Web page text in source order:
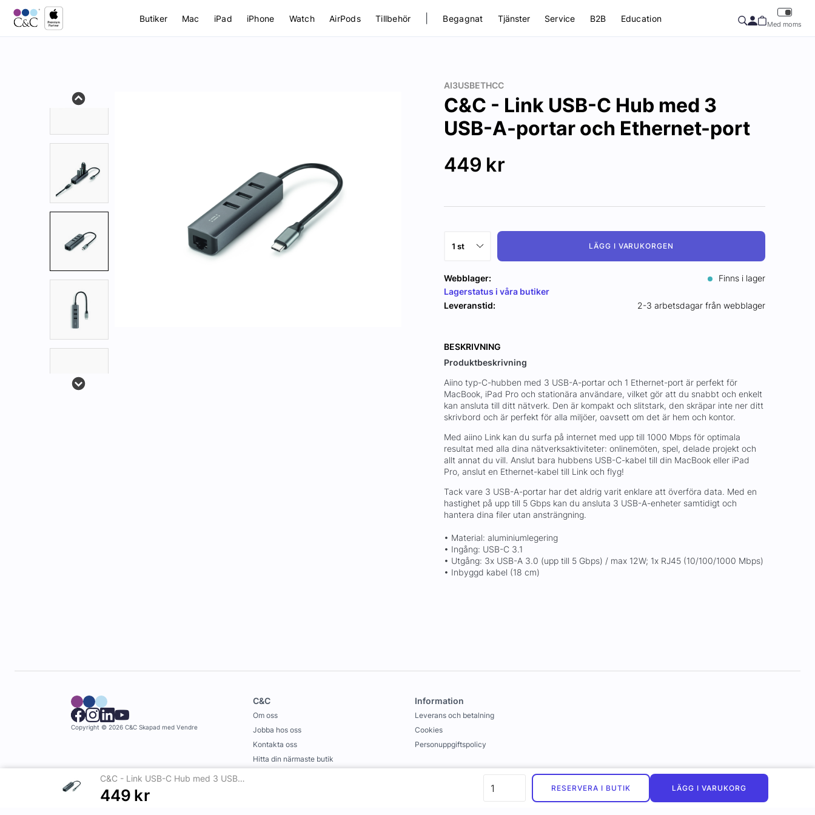
Butiker Mac iPad iPhone Watch AirPods Tillbehör Begagnat Tjänster Service B2B Education
Med moms
AI3USBETHCC
C&C - Link USB-C Hub med 3
USB-A-portar och Ethernet-port
449 kr
LÄGG I VARUKORGEN
C&C - Link USB-C Hub med 3 USB-A-portar och Ethernet-port
449 kr RESERVERA I BUTIK LÄGG I VARUKORG
Webblager:
Finns i lager
Lagerstatus i våra butiker
Leveranstid:
2-3 arbetsdagar från webblager
BESKRIVNING
Produktbeskrivning
Aiino typ-C-hubben med 3 USB-A-portar och 1 Ethernet-port är perfekt för
MacBook, iPad Pro och stationära användare, vilket gör att du snabbt och enkelt
kan ansluta till ditt nätverk. Den är kompakt och slitstark, den skräpar inte ner ditt
skrivbord och är perfekt för alla miljöer, oavsett om det är hem och kontor.
Med aiino Link kan du surfa på internet med upp till 1000 Mbps för optimala
resultat med alla dina nätverksaktiviteter: onlinemöten, spel, delade projekt och
allt annat du vill. Anslut bara hubbens USB-C-kabel till din MacBook eller iPad
Pro, anslut en Ethernet-kabel till Link och flyg!
Tack vare 3 USB-A-portar har det aldrig varit enklare att överföra data. Med en
hastighet på upp till 5 Gbps kan du ansluta 3 USB-A-enheter samtidigt och
hantera dina filer utan ansträngning.
• Material: aluminiumlegering
• Ingång: USB-C 3.1
• Utgång: 3x USB-A 3.0 (upp till 5 Gbps) / max 12W; 1x RJ45 (10/100/1000 Mbps)
• Inbyggd kabel (18 cm)
Copyright © 2026 C&C Skapad med Vendre
C&C
Om oss
Jobba hos oss
Kontakta oss
Hitta din närmaste butik
Information
Leverans och betalning
Cookies
Personuppgiftspolicy